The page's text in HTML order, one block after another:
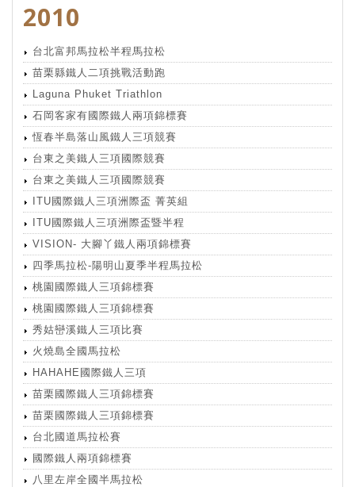
2010
台北富邦馬拉松半程馬拉松
苗栗縣鐵人二項挑戰活動跑
Laguna Phuket Triathlon
石岡客家有國際鐵人兩項錦標賽
恆春半島落山風鐵人三項競賽
台東之美鐵人三項國際競賽
台東之美鐵人三項國際競賽
ITU國際鐵人三項洲際盃 菁英組
ITU國際鐵人三項洲際盃暨半程
VISION- 大腳丫鐵人兩項錦標賽
四季馬拉松-陽明山夏季半程馬拉松
桃園國際鐵人三項錦標賽
桃園國際鐵人三項錦標賽
秀姑巒溪鐵人三項比賽
火燒島全國馬拉松
HAHAHE國際鐵人三項
苗栗國際鐵人三項錦標賽
苗栗國際鐵人三項錦標賽
台北國道馬拉松賽
國際鐵人兩項錦標賽
八里左岸全國半馬拉松